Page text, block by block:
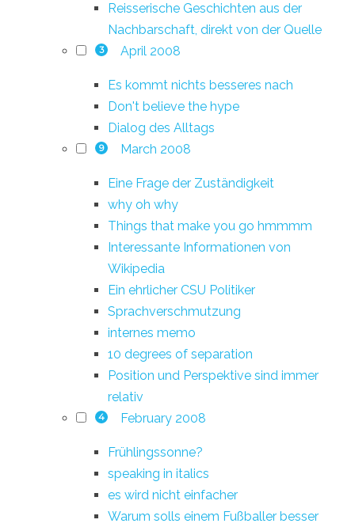
Reisserische Geschichten aus der
Nachbarschaft, direkt von der Quelle
3 April 2008
Es kommt nichts besseres nach
Don't believe the hype
Dialog des Alltags
9 March 2008
Eine Frage der Zuständigkeit
why oh why
Things that make you go hmmmm
Interessante Informationen von
Wikipedia
Ein ehrlicher CSU Politiker
Sprachverschmutzung
internes memo
10 degrees of separation
Position und Perspektive sind immer
relativ
4 February 2008
Frühlingssonne?
speaking in italics
es wird nicht einfacher
Warum solls einem Fußballer besser